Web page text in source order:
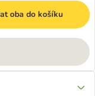
oba do košíku